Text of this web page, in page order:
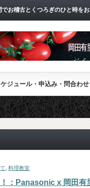
お稽古とくつろぎのひと時を
ジュール・申込み・問合わせ
料理教室
：Panasonic x 岡田有